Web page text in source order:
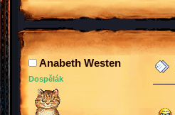
Anabeth Westen
Dospělák